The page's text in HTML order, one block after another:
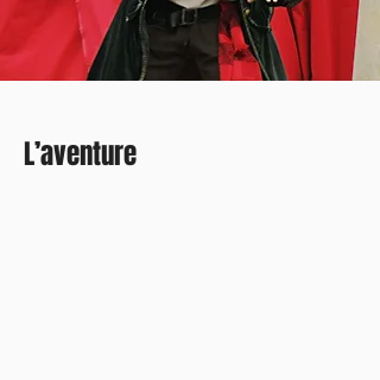
L’aventure